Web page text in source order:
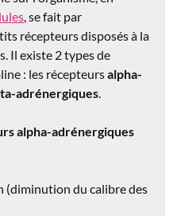
, se fait par
récepteurs disposés à la
Il existe 2 types de
: les récepteursalpha-
adrénergiques.
alpha-adrénergiques
(diminution du calibre des